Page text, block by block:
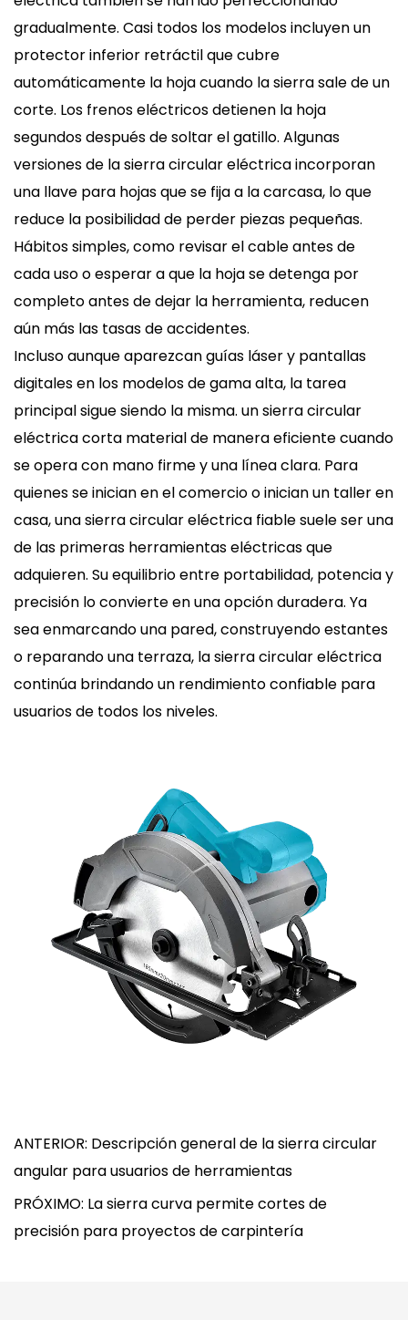
gradualmente. Casi todos los modelos incluyen un
protector inferior retráctil que cubre
automáticamente la hoja cuando la sierra sale de un
corte. Los frenos eléctricos detienen la hoja
segundos después de soltar el gatillo. Algunas
versiones de la sierra circular eléctrica incorporan
una llave para hojas que se fija a la carcasa, lo que
reduce la posibilidad de perder piezas pequeñas.
Hábitos simples, como revisar el cable antes de
cada uso o esperar a que la hoja se detenga por
completo antes de dejar la herramienta, reducen
aún más las tasas de accidentes.
Incluso aunque aparezcan guías láser y pantallas
digitales en los modelos de gama alta, la tarea
principal sigue siendo la misma. unsierra circular
eléctricacorta material de manera eficiente cuando
se opera con mano firme y una línea clara. Para
quienes se inician en el comercio o inician un taller en
casa, una sierra circular eléctrica fiable suele ser una
de las primeras herramientas eléctricas que
adquieren. Su equilibrio entre portabilidad, potencia y
precisión lo convierte en una opción duradera. Ya
sea enmarcando una pared, construyendo estantes
o reparando una terraza, la sierra circular eléctrica
continúa brindando un rendimiento confiable para
usuarios de todos los niveles.
ANTERIOR: Descripción general de la sierra circular
angular para usuarios de herramientas
PRÓXIMO: La sierra curva permite cortes de
precisión para proyectos de carpintería